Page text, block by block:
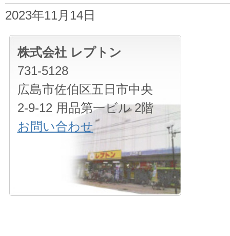
株式会社 レプトン
731-5128
広島市佐伯区五日市中央
2-9-12 用品第一ビル 2階
お問い合わせ
2023年11月14日